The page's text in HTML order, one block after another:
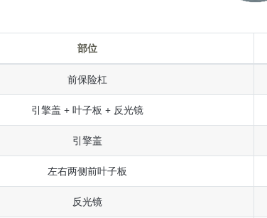
部位
前保险杠
引擎盖 + 叶子板 + 反光镜
引擎盖
左右两侧前叶子板
反光镜